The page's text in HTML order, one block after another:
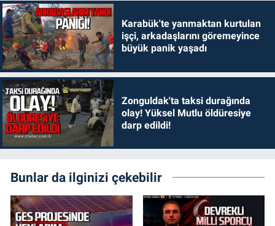
Karabük'te yanmaktan kurtulan
işçi, arkadaşlarını göremeyince
büyük panik yaşadı
Zonguldak'ta taksi durağında
olay! Yüksel Mutlu öldüresiye
darp edildi!
Bunlar da ilginizi çekebilir